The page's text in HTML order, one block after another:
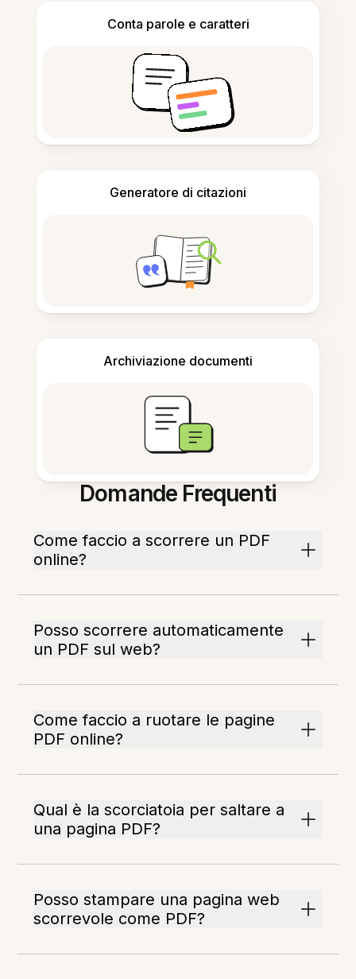
Conta parole e caratteri
Generatore di citazioni
Archiviazione documenti
Domande Frequenti
Come faccio a scorrere un PDF
online?
Posso scorrere automaticamente
un PDF sul web?
Come faccio a ruotare le pagine
PDF online?
Qual è la scorciatoia per saltare a
una pagina PDF?
Posso stampare una pagina web
scorrevole come PDF?